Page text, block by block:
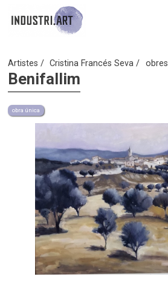
Artistes Cristina Francés Seva obres
Benifallim
obra única